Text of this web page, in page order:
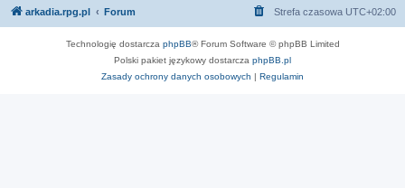
arkadia.rpg.pl Forum Strefa czasowa UTC+02:00
Technologię dostarcza phpBB® Forum Software © phpBB Limited
Polski pakiet językowy dostarcza phpBB.pl
Zasady ochrony danych osobowych | Regulamin